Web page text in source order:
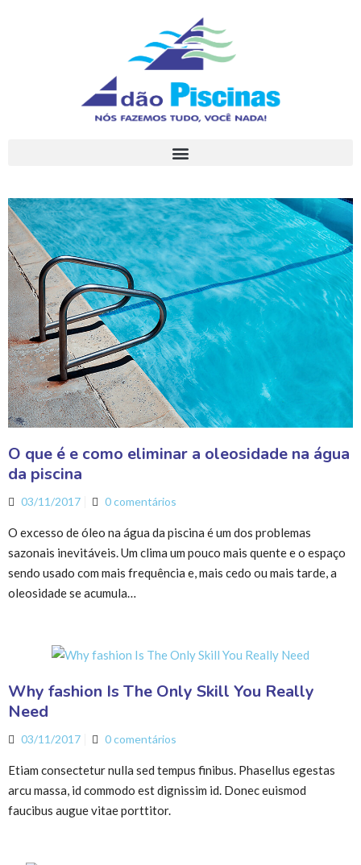
O que é e como eliminar a oleosidade na água
da piscina
03/11/2017 0 comentários
O excesso de óleo na água da piscina é um dos problemas
sazonais inevitáveis. Um clima um pouco mais quente e o espaço
sendo usado com mais frequência e, mais cedo ou mais tarde, a
oleosidade se acumula…
Why fashion Is The Only Skill You Really
Need
03/11/2017 0 comentários
Etiam consectetur nulla sed tempus finibus. Phasellus egestas
arcu massa, id commodo est dignissim id. Donec euismod
faucibus augue vitae porttitor.